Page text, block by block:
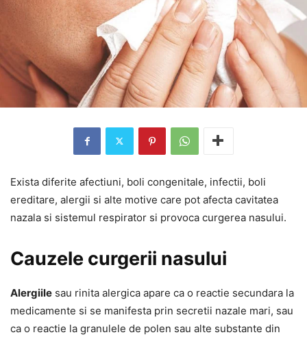
Exista diferite afectiuni, boli congenitale, infectii, boli
ereditare, alergii si alte motive care pot afecta cavitatea
nazala si sistemul respirator si provoca curgerea nasului.
Cauzele curgerii nasului
Alergiile sau rinita alergica apare ca o reactie secundara la
medicamente si se manifesta prin secretii nazale mari, sau
ca o reactie la granulele de polen sau alte substante din